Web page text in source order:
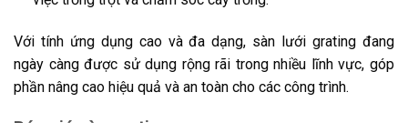
Với tính ứng dụng cao và đa dạng, sàn lưới grating đang
ngày càng được sử dụng rộng rãi trong nhiều lĩnh vực, góp
phần nâng cao hiệu quả và an toàn cho các công trình.